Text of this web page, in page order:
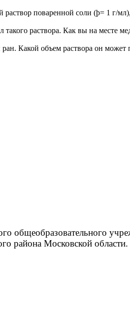
поваренной соли (ϸ= 1 г/
раствора. Как вы на месте
Какой объем раствора он может
общеобразовательного
района Московской области.